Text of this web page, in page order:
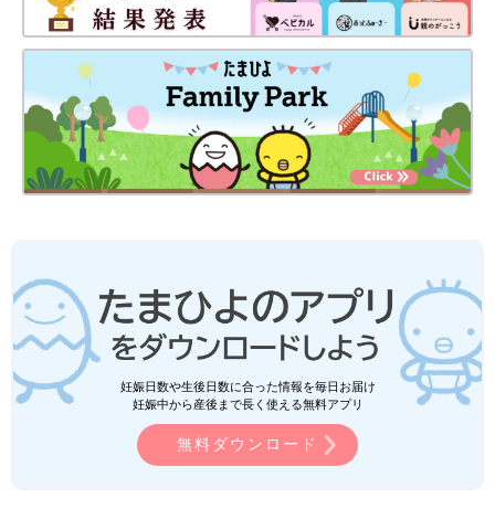
妊娠日数や生後日数に合った情報を毎日お届け
妊娠中から産後まで長く使える無料アプリ
無料ダウンロード